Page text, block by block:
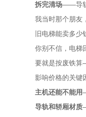
拆完清场——导轨
我当时那个朋友
旧电梯能卖多少
你别不信，电梯
要就是按废铁算
影响价格的关键
主机还能不能用
导轨和轿厢材质